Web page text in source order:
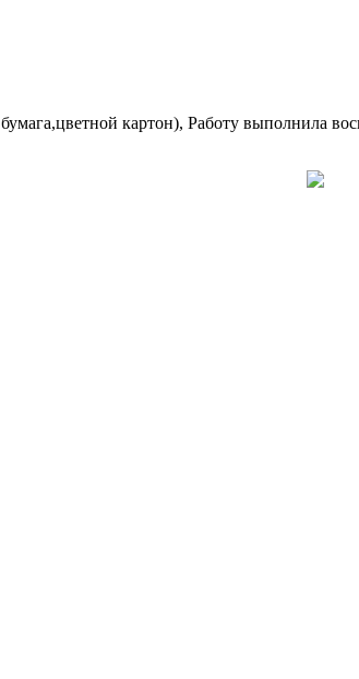
бумага,цветной картон), Работу